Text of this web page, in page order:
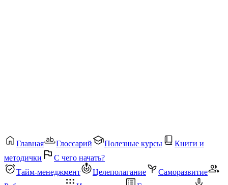
Главная Глоссарий Полезные курсы
Книги и
методички
С чего начать?
Тайм-менеджмент
Целеполагание
Саморазвитие